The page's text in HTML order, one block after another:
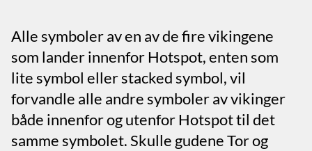
Alle symboler av en av de fire vikingene
som lander innenfor Hotspot, enten som
lite symbol eller stacked symbol, vil
forvandle alle andre symboler av vikinger
både innenfor og utenfor Hotspot til det
samme symbolet. Skulle gudene Tor og